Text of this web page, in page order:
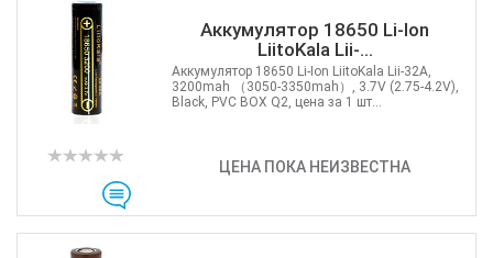
Аккумулятор 18650 Li-Ion
LiitoKala Lii-...
ЦЕНА ПОКА НЕИЗВЕСТНА
Аккумулятор 18650 Li-Ion LiitoKala Lii-32A,
3200mah （3050-3350mah）, 3.7V (2.75-4.2V),
Black, PVC BOX Q2, цена за 1 шт...